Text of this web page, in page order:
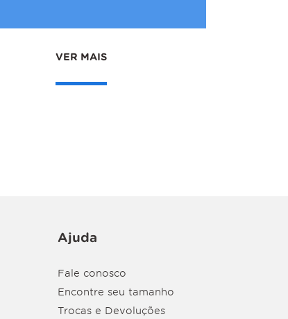
VER MAIS
Ajuda
Fale conosco
Encontre seu tamanho
Trocas e Devoluções